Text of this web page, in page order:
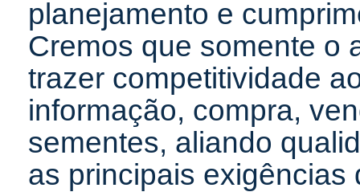
planejamento e
Cremos que somente o
trazer competitividade
informação, compra,
sementes, aliando
as principais exigências